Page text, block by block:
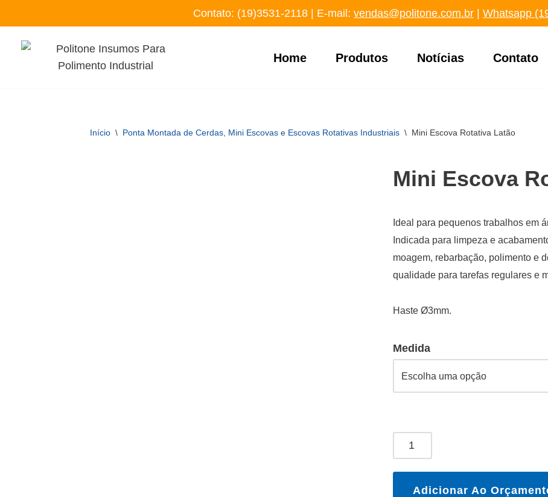
para
Contato: (19)3531-2118 ‬ | E-mail: vendas@politone.com.br Whatsapp
Home Produtos Notícias Contato
Início \ Ponta Montada de Cerdas, Mini Escovas e Escovas Rotativas Industriais \ Mini Escova Rotativa Latão
Mini Escova
Ideal para pequenos trabalhos em
Indicada para limpeza e
moagem, rebarbação, polimento e
qualidade para tarefas regulares e
Haste Ø3mm.
Medida
Adicionar Ao